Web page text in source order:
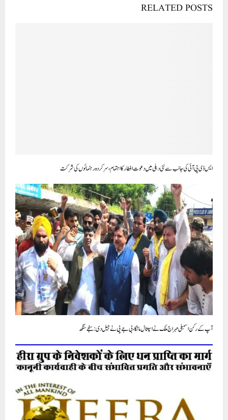
RELATED POSTS
ایس ڈی پی آئی کی جانب سے نئی دہلی میں دعوت افطار کا اہتمام ، سرکردہ رہنمائوں کی شرکت
آپ کے رکن اسمبلی مہراج ملک نے اسپتال مانگا، بی جے پی نے جیل دی: سنجے سنگھ